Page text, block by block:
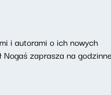
i autorami o ich nowych
Nogaś zaprasza na godzinne